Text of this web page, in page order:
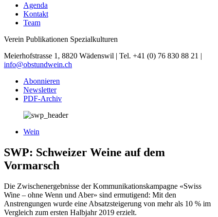
Agenda
Kontakt
Team
Verein Publikationen Spezialkulturen
Meierhofstrasse 1, 8820 Wädenswil | Tel. +41 (0) 76 830 88 21 |
info@obstundwein.ch
Abonnieren
Newsletter
PDF-Archiv
Wein
SWP: Schweizer Weine auf dem
Vormarsch
Die Zwischenergebnisse der Kommunikationskampagne «Swiss
Wine – ohne Wenn und Aber» sind ermutigend: Mit den
Anstrengungen wurde eine Absatzsteigerung von mehr als 10 % im
Vergleich zum ersten Halbjahr 2019 erzielt.